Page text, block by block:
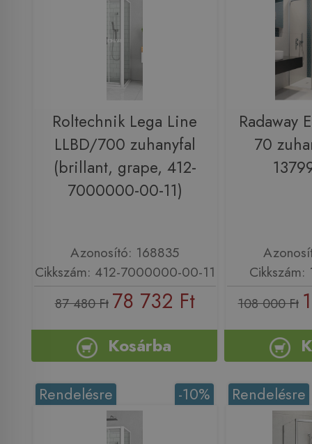
Roltechnik Lega Line
LLBD/700 zuhanyfal
(brillant, grape, 412-
7000000-00-11)
Azonosító: 168835
Cikkszám: 412-7000000-00-11
87 480 Ft 78 732 Ft
Kosárba
Radaway
70
108 000 Ft
-10%
Rendelésre Rendelésre